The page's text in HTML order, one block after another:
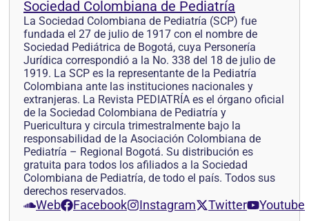
Sociedad Colombiana de Pediatría
La Sociedad Colombiana de Pediatría (SCP) fue
fundada el 27 de julio de 1917 con el nombre de
Sociedad Pediátrica de Bogotá, cuya Personería
Jurídica correspondió a la No. 338 del 18 de julio de
1919. La SCP es la representante de la Pediatría
Colombiana ante las instituciones nacionales y
extranjeras. La Revista PEDIATRÍA es el órgano oficial
de la Sociedad Colombiana de Pediatría y
Puericultura y circula trimestralmente bajo la
responsabilidad de la Asociación Colombiana de
Pediatría – Regional Bogotá. Su distribución es
gratuita para todos los afiliados a la Sociedad
Colombiana de Pediatría, de todo el país. Todos sus
derechos reservados.
Web Facebook Instagram Twitter Youtube